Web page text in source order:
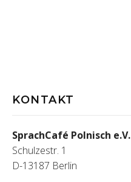
KONTAKT
SprachCafé Polnisch e.V.
Schulzestr. 1
D-13187 Berlin